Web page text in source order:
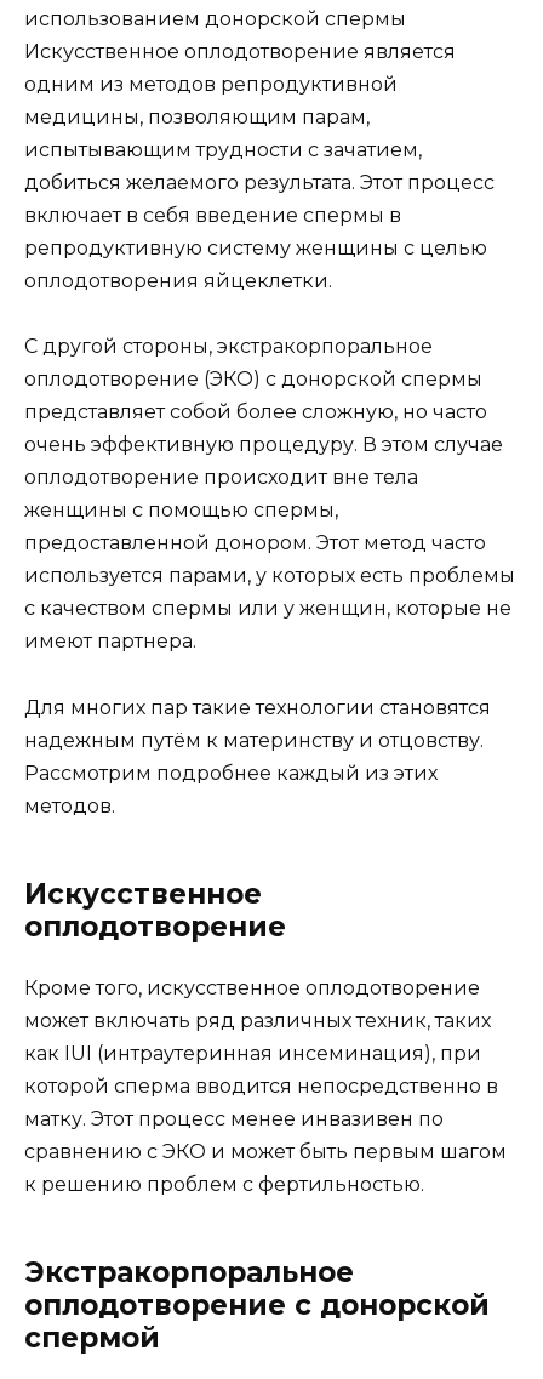
использованием донорской спермы
Искусственное оплодотворение является
одним из методов репродуктивной
медицины, позволяющим парам,
испытывающим трудности с зачатием,
добиться желаемого результата. Этот процесс
включает в себя введение спермы в
репродуктивную систему женщины с целью
оплодотворения яйцеклетки.
С другой стороны, экстракорпоральное
оплодотворение (ЭКО) с донорской спермы
представляет собой более сложную, но часто
очень эффективную процедуру. В этом случае
оплодотворение происходит вне тела
женщины с помощью спермы,
предоставленной донором. Этот метод часто
используется парами, у которых есть проблемы
с качеством спермы или у женщин, которые не
имеют партнера.
Для многих пар такие технологии становятся
надежным путём к материнству и отцовству.
Рассмотрим подробнее каждый из этих
методов.
Искусственное
оплодотворение
Кроме того, искусственное оплодотворение
может включать ряд различных техник, таких
как IUI (интраутеринная инсеминация), при
которой сперма вводится непосредственно в
матку. Этот процесс менее инвазивен по
сравнению с ЭКО и может быть первым шагом
к решению проблем с фертильностью.
Экстракорпоральное
оплодотворение с донорской
спермой